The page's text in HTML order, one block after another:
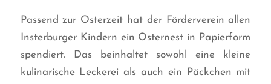
Passend zur Osterzeit hat der Förderverein allen
Insterburger Kindern ein Osternest in Papierform
spendiert. Das beinhaltet sowohl eine kleine
kulinarische Leckerei als auch ein Päckchen mit